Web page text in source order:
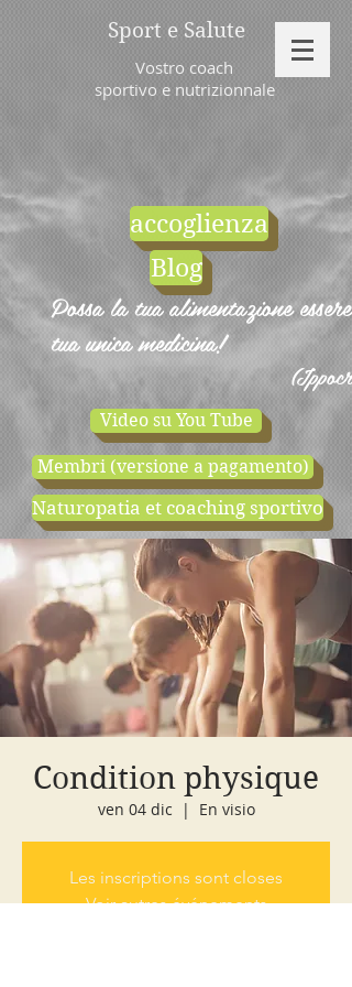
Sport e Salute
Vostro coach
sportivo e nutrizionnale
accoglienza
Blog
Possa la tua alimentazione essere
tua unica medicina!
Video su You Tube
Membri (versione a pagamento)
Naturopatia et coaching sportivo
cours d'essai negozio
Condition physique
ven 04 dic
  |
En visio
Les inscriptions sont closes
Voir autres événements